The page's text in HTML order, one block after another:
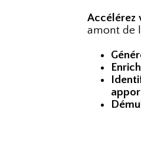
Accélérez
amont de